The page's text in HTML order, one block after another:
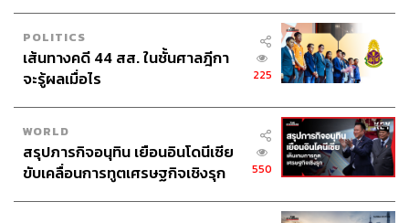
POLITICS
เส้นทางคดี 44 สส. ในชั้นศาลฎีกา
จะรู้ผลเมื่อไร
225
WORLD
สรุปภารกิจอนุทิน เยือนอินโดนีเซีย
ขับเคลื่อนการทูตเศรษฐกิจเชิงรุก
550